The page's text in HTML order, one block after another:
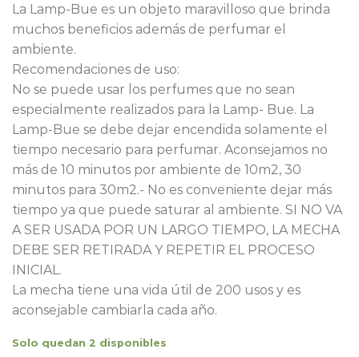
La Lamp-Bue es un objeto maravilloso que brinda
muchos beneficios además de perfumar el
ambiente.
Recomendaciones de uso:
No se puede usar los perfumes que no sean
especialmente realizados para la Lamp- Bue. La
Lamp-Bue se debe dejar encendida solamente el
tiempo necesario para perfumar. Aconsejamos no
más de 10 minutos por ambiente de 10m2, 30
minutos para 30m2.- No es conveniente dejar más
tiempo ya que puede saturar al ambiente. SI NO VA
A SER USADA POR UN LARGO TIEMPO, LA MECHA
DEBE SER RETIRADA Y REPETIR EL PROCESO
INICIAL.
La mecha tiene una vida útil de 200 usos y es
aconsejable cambiarla cada año.
Solo quedan 2 disponibles